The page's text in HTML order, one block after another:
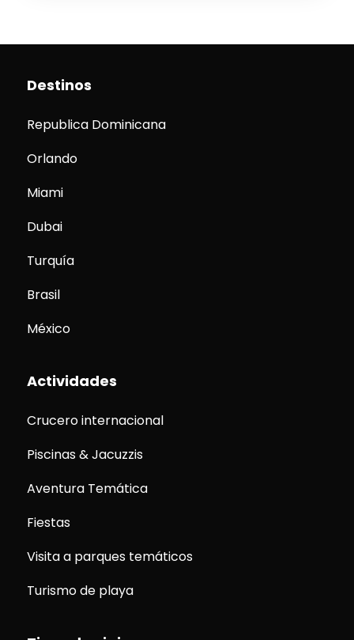
Destinos
Republica Dominicana
Orlando
Miami
Dubai
Turquía
Brasil
México
Actividades
Crucero internacional
Piscinas & Jacuzzis
Aventura Temática
Fiestas
Visita a parques temáticos
Turismo de playa